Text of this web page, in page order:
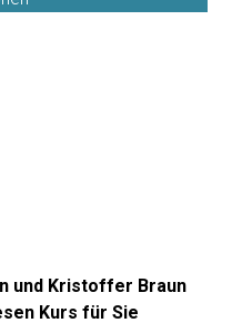
und Kristoffer Braun
Kurs für Sie